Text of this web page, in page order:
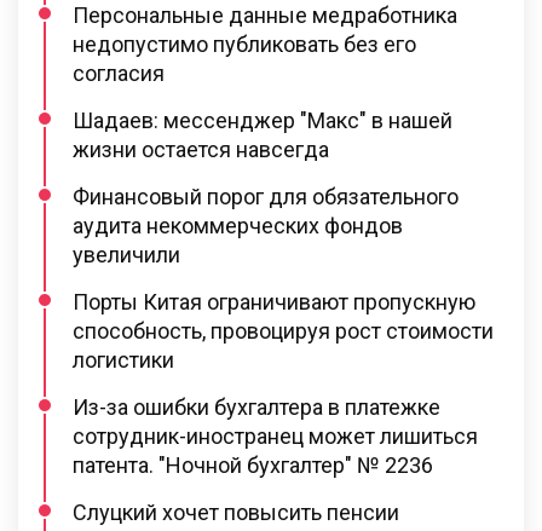
Персональные данные медработника
недопустимо публиковать без его
согласия
Шадаев: мессенджер "Макс" в нашей
жизни остается навсегда
Финансовый порог для обязательного
аудита некоммерческих фондов
увеличили
Порты Китая ограничивают пропускную
способность, провоцируя рост стоимости
логистики
Из-за ошибки бухгалтера в платежке
сотрудник-иностранец может лишиться
патента. "Ночной бухгалтер" № 2236
Слуцкий хочет повысить пенсии